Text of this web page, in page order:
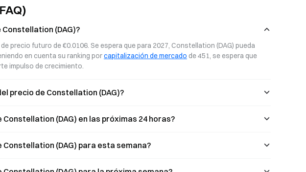
(DAG)?
precio futuro de €0.0106. Se espera que para 2027, Constellation (DAG) pueda
en cuenta su ranking por capitalización de mercado de 451, se espera que
impulso de crecimiento.
precio de Constellation (DAG)?
(DAG) en las próximas 24 horas?
Constellation (DAG) para esta semana?